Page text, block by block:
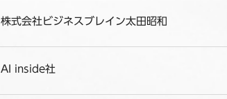
株式会社ビジネスブレイン太田昭和
AI inside社